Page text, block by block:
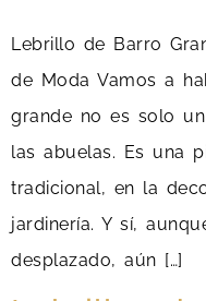
Lebrillo de Barro
de Moda Vamos a
grande no es solo
las abuelas. Es una
tradicional, en la
jardinería. Y sí,
desplazado, aún […]